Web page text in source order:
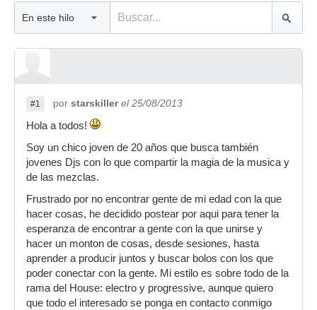
#1 por starskiller el 25/08/2013
Hola a todos!
Soy un chico joven de 20 años que busca también
jovenes Djs con lo que compartir la magia de la musica y
de las mezclas.
Frustrado por no encontrar gente de mi edad con la que
hacer cosas, he decidido postear por aqui para tener la
esperanza de encontrar a gente con la que unirse y
hacer un monton de cosas, desde sesiones, hasta
aprender a producir juntos y buscar bolos con los que
poder conectar con la gente. Mi estilo es sobre todo de la
rama del House: electro y progressive, aunque quiero
que todo el interesado se ponga en contacto conmigo